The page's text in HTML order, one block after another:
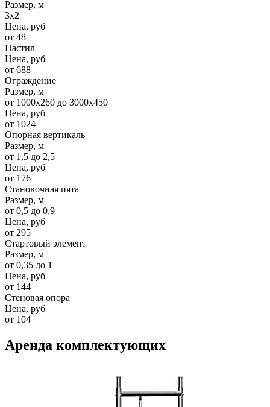
Размер, м
3х2
Цена, руб
от 48
Настил
Цена, руб
от 688
Ограждение
Размер, м
от 1000х260 до 3000х450
Цена, руб
от 1024
Опорная вертикаль
Размер, м
от 1,5 до 2,5
Цена, руб
от 176
Становочная пята
Размер, м
от 0,5 до 0,9
Цена, руб
от 295
Стартовый элемент
Размер, м
от 0,35 до 1
Цена, руб
от 144
Стеновая опора
Цена, руб
от 104
Аренда комплектующих